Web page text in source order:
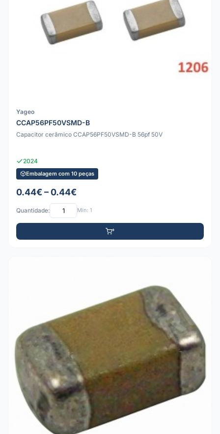
Yageo
CCAP56PF50VSMD-B
Capacitor cerâmico CCAP56PF50VSMD-B 56pf 50V
2024
Embalagem com 10 peças
0.44€ – 0.44€
Quantidade: Mín: 1